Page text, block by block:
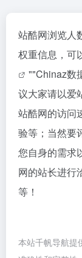
站酷网浏览人
权重信息，可
""Chinaz数
议大家请以爱
站酷网的访问
验等；当然要
您自身的需求
网的站长进行
等！
本站千帆导航提